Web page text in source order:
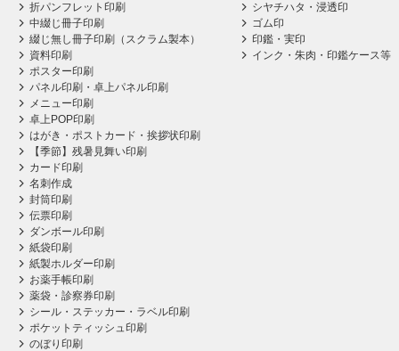
折パンフレット印刷
中綴じ冊子印刷
綴じ無し冊子印刷（スクラム製本）
資料印刷
ポスター印刷
パネル印刷・卓上パネル印刷
メニュー印刷
卓上POP印刷
はがき・ポストカード・挨拶状印刷
【季節】残暑見舞い印刷
カード印刷
名刺作成
封筒印刷
伝票印刷
ダンボール印刷
紙袋印刷
紙製ホルダー印刷
お薬手帳印刷
薬袋・診察券印刷
シール・ステッカー・ラベル印刷
ポケットティッシュ印刷
のぼり印刷
シヤチハタ・浸透印
ゴム印
印鑑・実印
インク・朱肉・印鑑ケース等